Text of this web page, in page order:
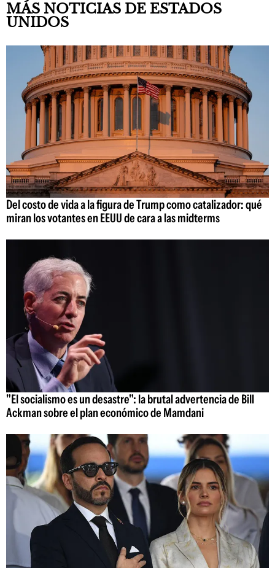
MÁS NOTICIAS DE ESTADOS
UNIDOS
Del costo de vida a la figura de Trump como catalizador: qué
miran los votantes en EEUU de cara a las midterms
"El socialismo es un desastre": la brutal advertencia de Bill
Ackman sobre el plan económico de Mamdani